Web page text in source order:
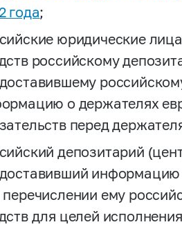
года;
юридические
российскому
о держателях
перед
депозитарий
информацию
перечислении ему
для целей